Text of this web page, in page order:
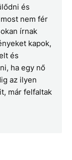
és
nem fér
írnak
kapok,
és
ha egy nő
az ilyen
már felfaltak